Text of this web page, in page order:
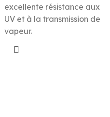
excellente résistance aux
UV et à la transmission de
vapeur.